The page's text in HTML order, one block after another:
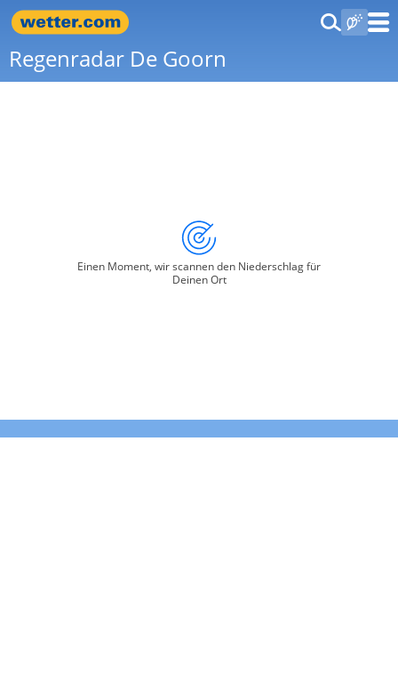
Regenradar De Goorn
Einen Moment, wir scannen den Niederschlag für
Deinen Ort